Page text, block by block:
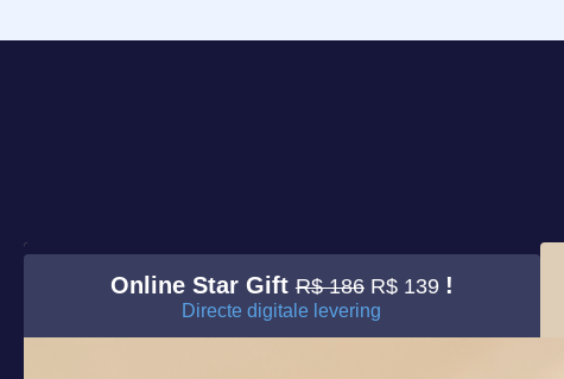
Online Star GiftR$ 186 R$ 139 !
Directe digitale levering